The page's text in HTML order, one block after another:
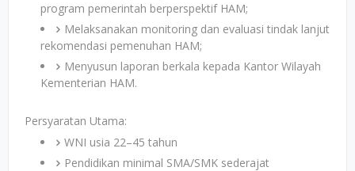
program pemerintah berperspektif HAM;
Melaksanakan monitoring dan evaluasi tindak lanjut
rekomendasi pemenuhan HAM;
Menyusun laporan berkala kepada Kantor Wilayah
Kementerian HAM.
Persyaratan Utama:
WNI usia 22–45 tahun
Pendidikan minimal SMA/SMK sederajat